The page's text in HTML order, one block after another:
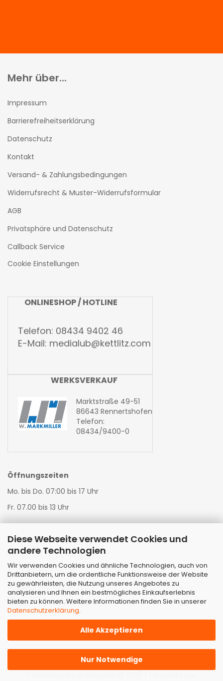
Diese Webseite verwendet Cookies und
andere Technologien
Wir verwenden Cookies und ähnliche Technologien, auch von
Drittanbietern, um die ordentliche Funktionsweise der Website
zu gewährleisten, die Nutzung unseres Angebotes zu
analysieren und Ihnen ein bestmögliches Einkaufserlebnis
bieten zu können. Weitere Informationen finden Sie in unserer
Datenschutzerklärung.
Alle Akzeptieren
Nur Notwendige
Mehr über...
Impressum
Barrierefreiheitserklärung
Datenschutz
Kontakt
Versand- & Zahlungsbedingungen
Widerrufsrecht & Muster-Widerrufsformular
AGB
Privatsphäre und Datenschutz
Callback Service
Cookie Einstellungen
ONLINESHOP / HOTLINE
Telefon: 08434 9402 46
E-Mail: medialub@kettlitz.com
WERKSVERKAUF
Marktstraße 49-51
86643 Rennertshofen
Telefon:
08434/9400-0
Öffnungszeiten
Mo. bis Do. 07:00 bis 17 Uhr
Fr. 07.00 bis 13 Uhr
Warenannahme LKW:
Mo. bis Do. 07:00 bis 16:00 Uhr
Fr. 07:00 bis 11:00 Uhr
Warenannahme StrTKW:
Mo. bis Fr. 07:00 bis 11:00 Uhr